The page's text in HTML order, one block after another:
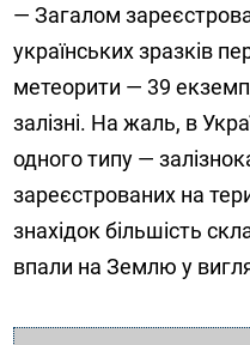
— Загалом
українських зразків
метеорити — 39
залізні. На жаль, в
одного типу —
зареєстрованих на
знахідок більшість
впали на Землю у